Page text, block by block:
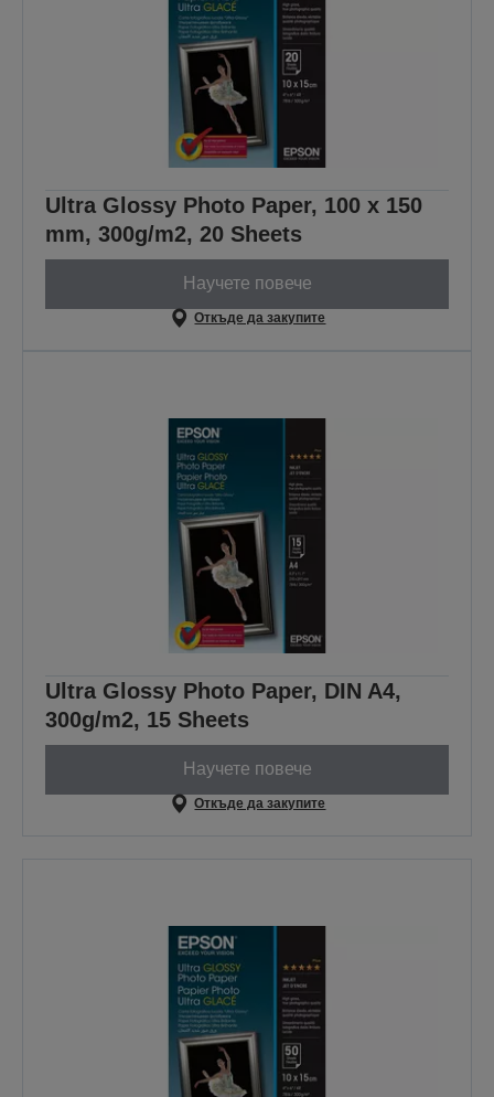
Ultra Glossy Photo Paper, 100 x 150
mm, 300g/m2, 20 Sheets
Научете повече
Откъде да закупите
Ultra Glossy Photo Paper, DIN A4,
300g/m2, 15 Sheets
Научете повече
Откъде да закупите